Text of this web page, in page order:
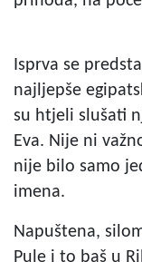
Isprva se
najljepše
su htjeli slušati
Eva. Nije ni
nije bilo samo
imena.
Napuštena,
Pule i to baš u